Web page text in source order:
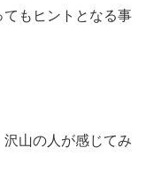
もヒントとなる事
山の人が感じてみ